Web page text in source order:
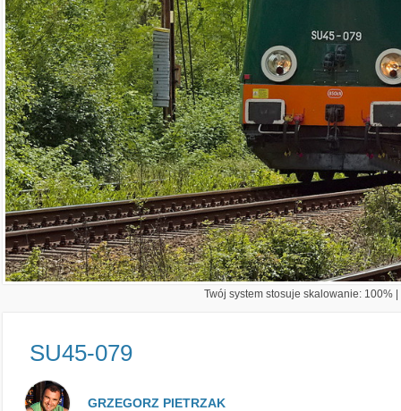
Twój system stosuje skalowanie: 100%
SU45-079
GRZEGORZ PIETRZAK